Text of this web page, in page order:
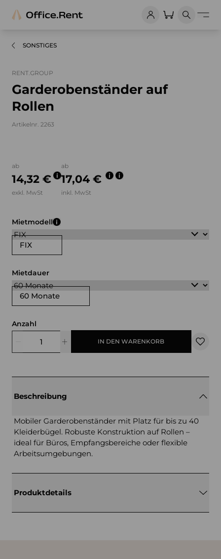
SONSTIGES
RENT.GROUP
Garderobenständer auf
Rollen
Artikelnr. 2263
ab
14,32 €
exkl. MwSt
ab
17,04 €
inkl. MwSt
FIX
Mietmodell
60 Monate
Mietdauer
Anzahl
IN DEN WARENKORB
Beschreibung
Mobiler Garderobenständer mit Platz für bis zu 40
Kleiderbügel. Robuste Konstruktion auf Rollen –
ideal für Büros, Empfangsbereiche oder flexible
Arbeitsumgebungen.
Produktdetails